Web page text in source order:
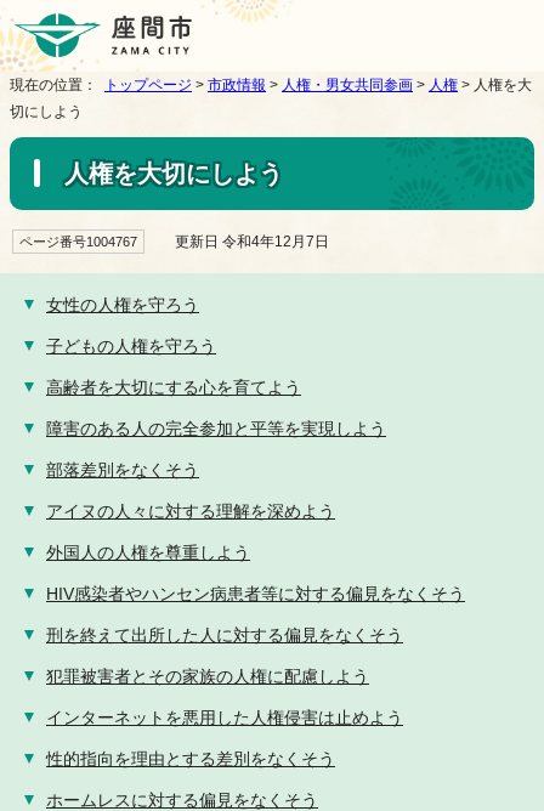
現在の位置： トップページ > 市政情報 > 人権・男女共同参画 > 人権 > 人権を大
切にしよう
人権を大切にしよう
ページ番号1004767 更新日 令和4年12月7日
女性の人権を守ろう
子どもの人権を守ろう
高齢者を大切にする心を育てよう
障害のある人の完全参加と平等を実現しよう
部落差別をなくそう
アイヌの人々に対する理解を深めよう
外国人の人権を尊重しよう
HIV感染者やハンセン病患者等に対する偏見をなくそう
刑を終えて出所した人に対する偏見をなくそう
犯罪被害者とその家族の人権に配慮しよう
インターネットを悪用した人権侵害は止めよう
性的指向を理由とする差別をなくそう
ホームレスに対する偏見をなくそう